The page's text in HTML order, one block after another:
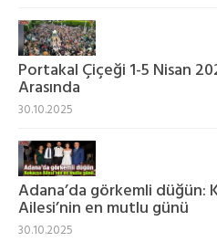
Portakal Çiçeği 1-5 Nisan
Arasında
30.10.2025
Adana’da görkemli düğün:
Ailesi’nin en mutlu günü
30.10.2025